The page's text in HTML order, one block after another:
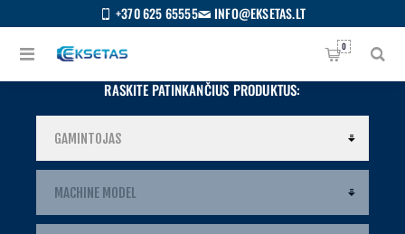
+370 625 65555 INFO@EKSETAS.LT
0
RASKITE PATINKANČIUS PRODUKTUS: